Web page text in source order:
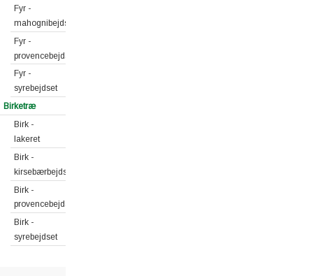
Fyr -
mahognibejdset
Fyr -
provencebejdset
Fyr -
syrebejdset
Birketræ
Birk -
lakeret
Birk -
kirsebærbejdset
Birk -
provencebejdset
Birk -
syrebejdset